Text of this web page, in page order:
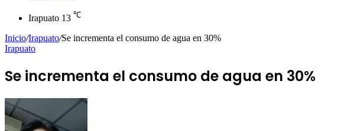
Irapuato 13 ℃
Inicio/Irapuato/Se incrementa el consumo de agua en 30%
Irapuato
Se incrementa el consumo de agua en 30%